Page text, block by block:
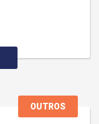
OUTROS